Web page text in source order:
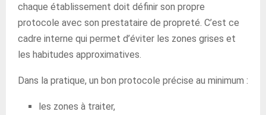
chaque établissement doit définir son propre
protocole avec son prestataire de propreté. C’est ce
cadre interne qui permet d’éviter les zones grises et
les habitudes approximatives.
Dans la pratique, un bon protocole précise au minimum :
les zones à traiter,